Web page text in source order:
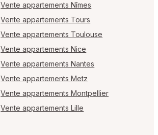
Vente appartements Nîmes
Vente appartements Tours
Vente appartements Toulouse
Vente appartements Nice
Vente appartements Nantes
Vente appartements Metz
Vente appartements Montpellier
Vente appartements Lille